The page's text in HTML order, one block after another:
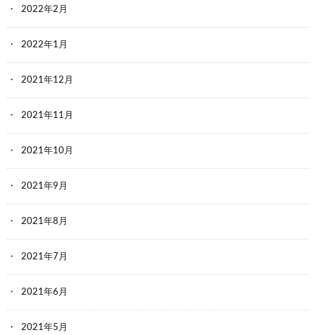
2022年2月
2022年1月
2021年12月
2021年11月
2021年10月
2021年9月
2021年8月
2021年7月
2021年6月
2021年5月